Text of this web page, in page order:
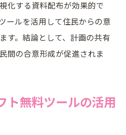
化する資料配布が効果的で
ールを活用して住民からの意
す。結論として、計画の共有
間の合意形成が促進されま
ト無料ツールの活用